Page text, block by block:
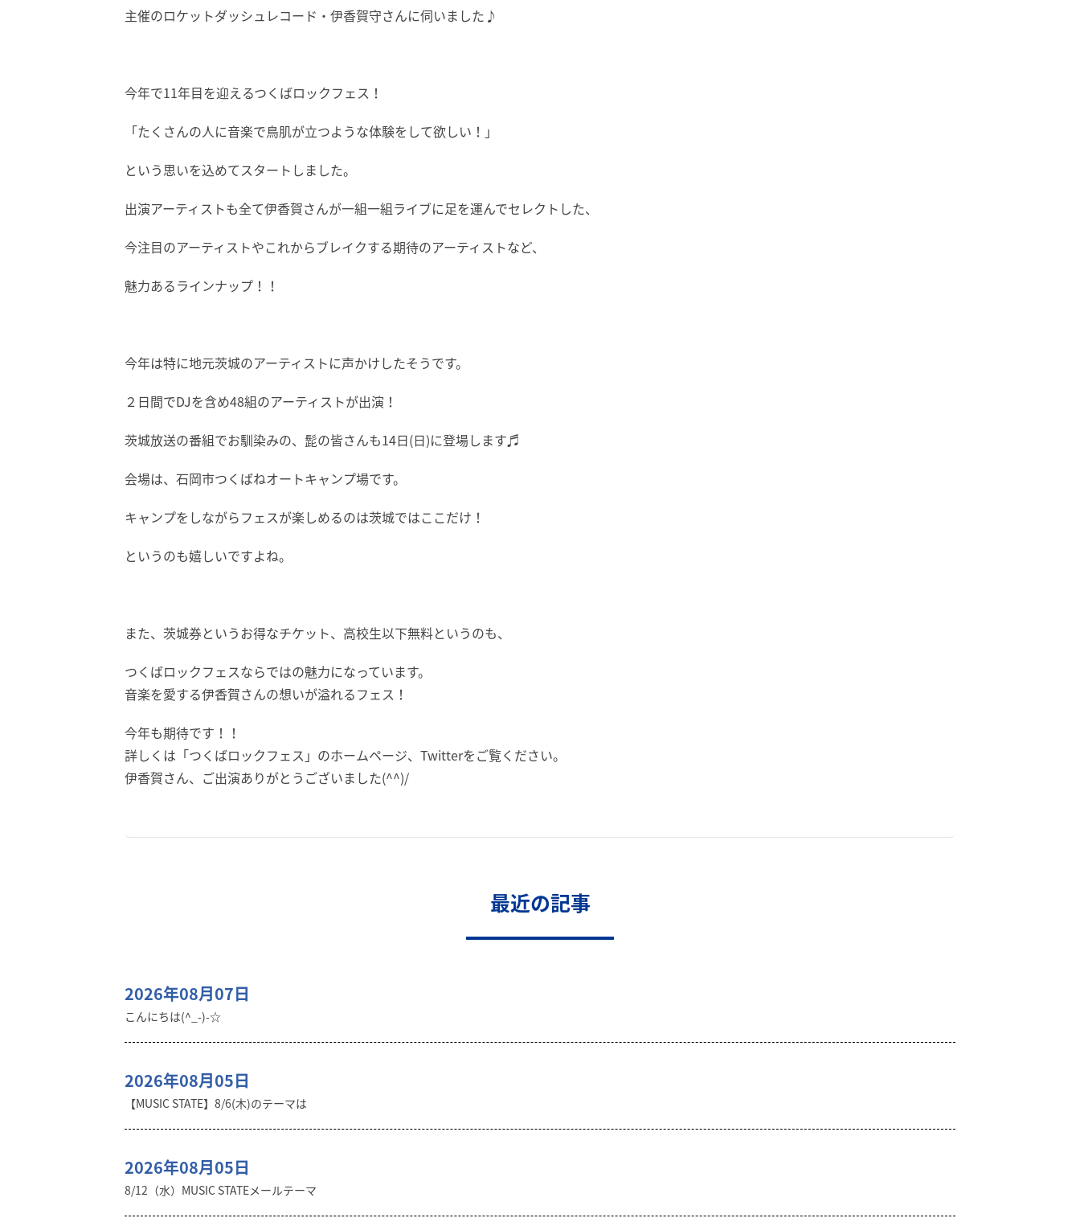
主催のロケットダッシュレコード・伊香賀守さんに伺いました♪
今年で11年目を迎えるつくばロックフェス！
「たくさんの人に音楽で鳥肌が立つような体験をして欲しい！」
という思いを込めてスタートしました。
出演アーティストも全て伊香賀さんが一組一組ライブに足を運んでセレクトした、
今注目のアーティストやこれからブレイクする期待のアーティストなど、
魅力あるラインナップ！！
今年は特に地元茨城のアーティストに声かけしたそうです。
２日間でDJを含め48組のアーティストが出演！
茨城放送の番組でお馴染みの、髭の皆さんも14日(日)に登場します♬
会場は、石岡市つくばねオートキャンプ場です。
キャンプをしながらフェスが楽しめるのは茨城ではここだけ！
というのも嬉しいですよね。
また、茨城券というお得なチケット、高校生以下無料というのも、
つくばロックフェスならではの魅力になっています。
音楽を愛する伊香賀さんの想いが溢れるフェス！
今年も期待です！！
詳しくは「つくばロックフェス」のホームページ、Twitterをご覧ください。
伊香賀さん、ご出演ありがとうございました(^^)/
最近の記事
2026年08月07日
こんにちは(^_-)-☆
2026年08月05日
【MUSIC STATE】8/6(木)のテーマは
2026年08月05日
8/12（水）MUSIC STATEメールテーマ